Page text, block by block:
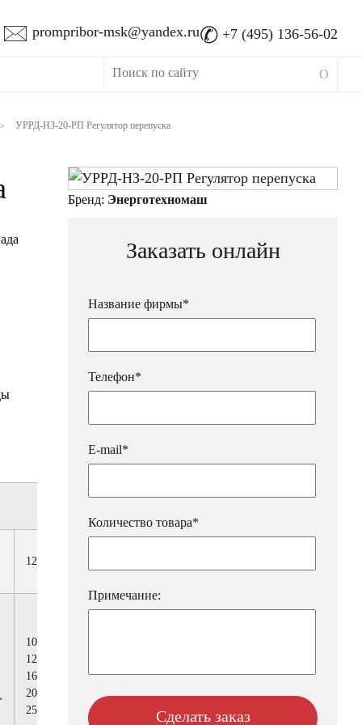
🖂 prompribor-msk@yandex.ru✆ +7 (495) 136-56-02
> УРРД-НЗ-20-РП Регулятор перепуска
125
100
125
160
200
250
320
400
800
1250
1250
1600
Бренд: Энерготехномаш
Заказать онлайн
Название фирмы*
Телефон*
E-mail*
Количество товара*
Примечание: